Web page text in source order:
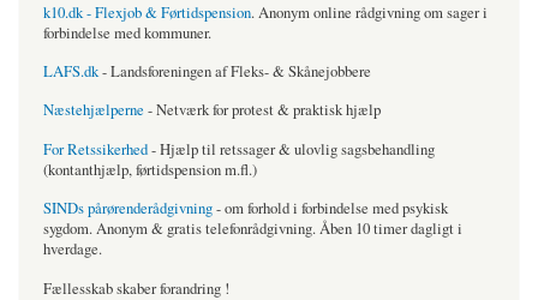
k10.dk - Flexjob & Førtidspension. Anonym online rådgivning om sager i
forbindelse med kommuner.
LAFS.dk- Landsforeningen af Fleks- & Skånejobbere
Næstehjælperne - Netværk for protest & praktisk hjælp
For Retssikerhed- Hjælp til retssager & ulovlig sagsbehandling
(kontanthjælp, førtidspension m.fl.)
SINDs pårørenderådgivning- om forhold i forbindelse med psykisk
sygdom. Anonym & gratis telefonrådgivning. Åben 10 timer dagligt i
hverdage.
Fællesskab skaber forandring !